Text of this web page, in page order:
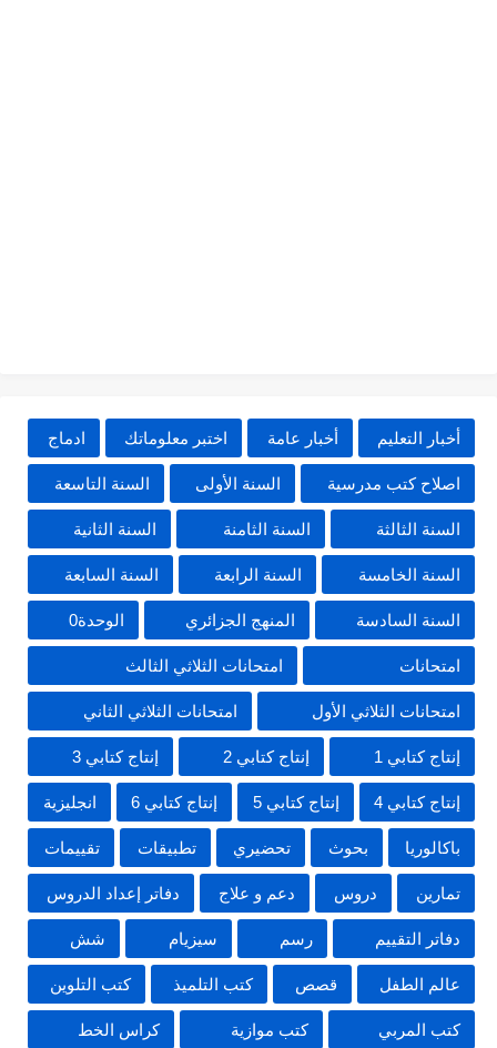
أخبار التعليم أخبار عامة اختبر معلوماتك ادماج
اصلاح كتب مدرسية السنة الأولى السنة التاسعة
السنة الثالثة السنة الثامنة السنة الثانية
السنة الخامسة السنة الرابعة السنة السابعة
السنة السادسة المنهج الجزائري الوحدة0
امتحانات امتحانات الثلاثي الثالث
امتحانات الثلاثي الأول امتحانات الثلاثي الثاني
إنتاج كتابي 1 إنتاج كتابي 2 إنتاج كتابي 3
إنتاج كتابي 4 إنتاج كتابي 5 إنتاج كتابي 6 انجليزية
باكالوريا بحوث تحضيري تطبيقات تقييمات
تمارين دروس دعم و علاج دفاتر إعداد الدروس
دفاتر التقييم رسم سيزيام شش
عالم الطفل قصص كتب التلميذ كتب التلوين
كتب المربي كتب موازية كراس الخط